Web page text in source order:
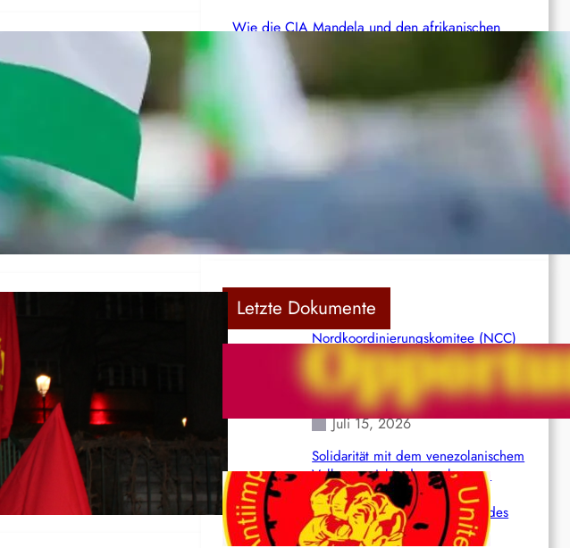
eines Artikels von
bei den Folgen der
in Wien in
1934
Österreich: 12. Februar:
in Wien Am heurigen 12.
Wie die CIA Mandela und den afrikanischen
Befreiungskampf stoppen wollte
Aktualisierung der Stellungnahme der IRPWA
Letzte Dokumente
Nordkoordinierungskomitee (NCC)
der Kommunistischen Partei Indiens
(Maoistisch): Postmoderner
Opportunismus
Juli 15, 2026
Solidarität mit dem venezolanischem
Volk angesichts der verlorenen
Leben und der katastrophalen
Situation durch die Erdbeben des
24. Juni!